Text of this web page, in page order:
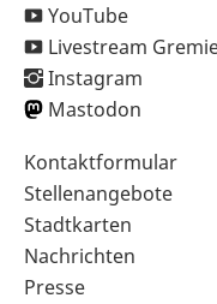
YouTube
Livestream
Instagram
Mastodon
Sekundärnavigation
im
Fußbereich
Kontaktformular
Stellenangebote
Stadtkarten
Nachrichten
Presse